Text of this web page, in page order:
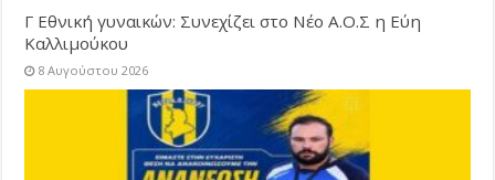
Γ Εθνική γυναικών: Συνεχίζει στο Νέο Α.Ο.Σ η Εύη
Καλλιμούκου
8 Αυγούστου 2026